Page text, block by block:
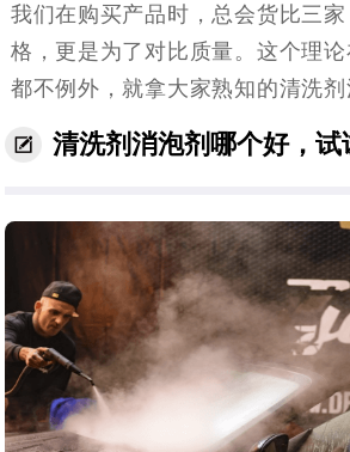
我们在购买产品时，总会货比三
格，更是为了对比质量。这个理
都不例外，就拿大家熟知的清洗
种类多样，那到底哪个更好呢？
此也无法给出准确答案，因为清